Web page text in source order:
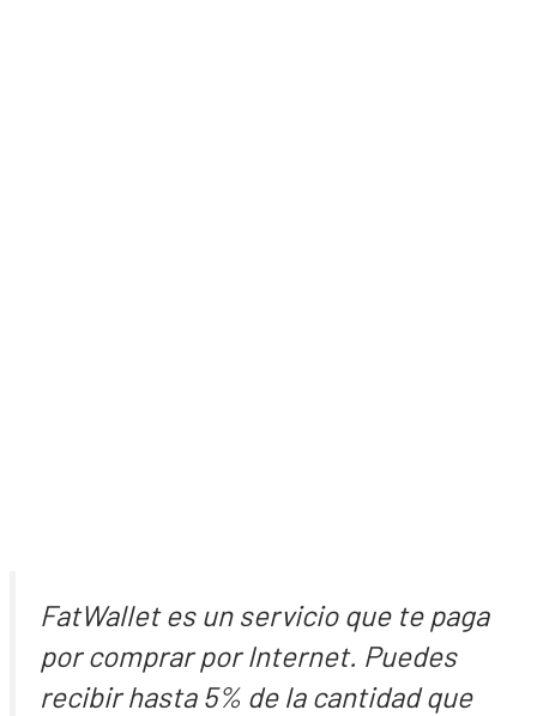
FatWallet es un servicio que te paga
por comprar por Internet. Puedes
recibir hasta 5% de la cantidad que